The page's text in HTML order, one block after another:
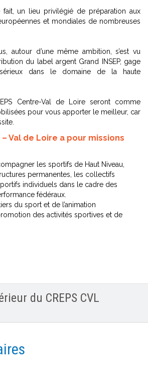
fait, un lieu privilégié de préparation aux
et mondiales de nombreuses
autour d’une même ambition, s’est vu
du label argent Grand INSEP, gage
dans le domaine de la haute
Centre-Val de Loire seront comme
pour vous apporter le meilleur, car
– Val de Loire a pour missions
les sportifs de Haut Niveau,
permanentes, les collectifs
individuels dans le cadre des
fédéraux.
du sport et de l’animation
des activités sportives et de
du CREPS CVL